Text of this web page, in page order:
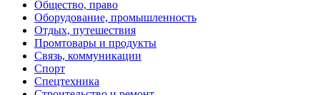
Общество, право
Оборудование, промышленность
Отдых, путешествия
Промтовары и продукты
Связь, коммуникации
Спорт
Спецтехника